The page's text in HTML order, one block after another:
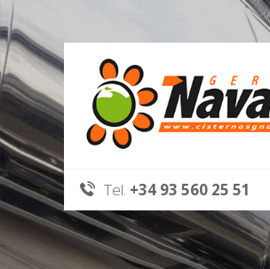
Tel. +34 93 560 25 51